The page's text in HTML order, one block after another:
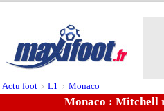
Actu foot > L1 > Monaco
Monaco : Mitchell